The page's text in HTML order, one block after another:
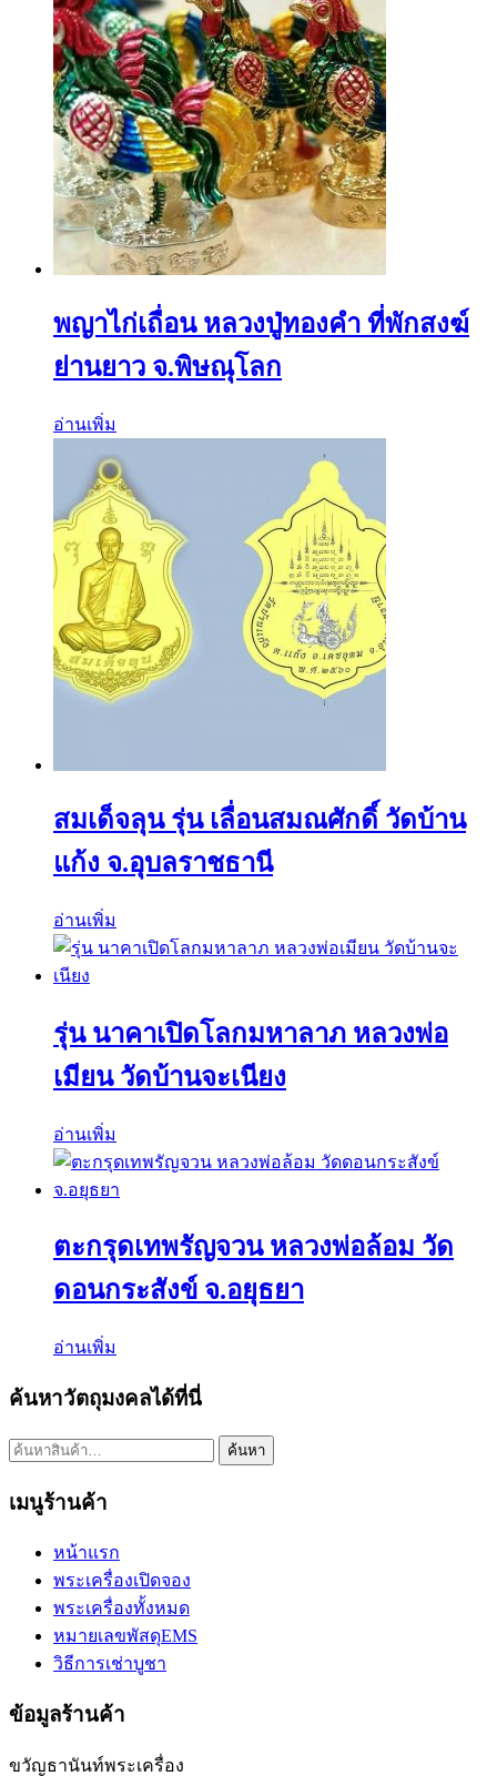
พญาไก่เถื่อน หลวงปู่ทองคำ ที่พักสงฆ์
ย่านยาว จ.พิษณุโลก
อ่านเพิ่ม
สมเด็จลุน รุ่น เลื่อนสมณศักดิ์ วัดบ้าน
แก้ง จ.อุบลราชธานี
อ่านเพิ่ม
รุ่น นาคาเปิดโลกมหาลาภ หลวงพ่อ
เมียน วัดบ้านจะเนียง
อ่านเพิ่ม
ตะกรุดเทพรัญจวน หลวงพ่อล้อม วัด
ดอนกระสังข์ จ.อยุธยา
อ่านเพิ่ม
ค้นหาวัตถุมงคลได้ที่นี่
ค้นหา: ค้นหา
เมนูร้านค้า
หน้าแรก
พระเครื่องเปิดจอง
พระเครื่องทั้งหมด
หมายเลขพัสดุEMS
วิธีการเช่าบูชา
ข้อมูลร้านค้า
ขวัญธานันท์พระเครื่อง